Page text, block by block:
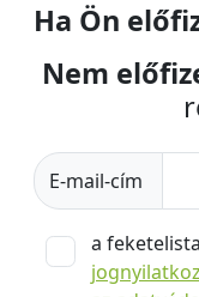
Ha Ön
Nem
E-mail-cím
a